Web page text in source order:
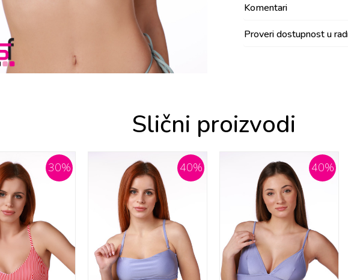
Komentari
Proveri dostupnost u
Slični proizvodi
30% 40% 40%